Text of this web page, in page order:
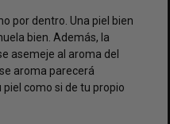
por dentro. Una piel bien
bien. Además, la
asemeje al aroma del
aroma parecerá
como si de tu propio